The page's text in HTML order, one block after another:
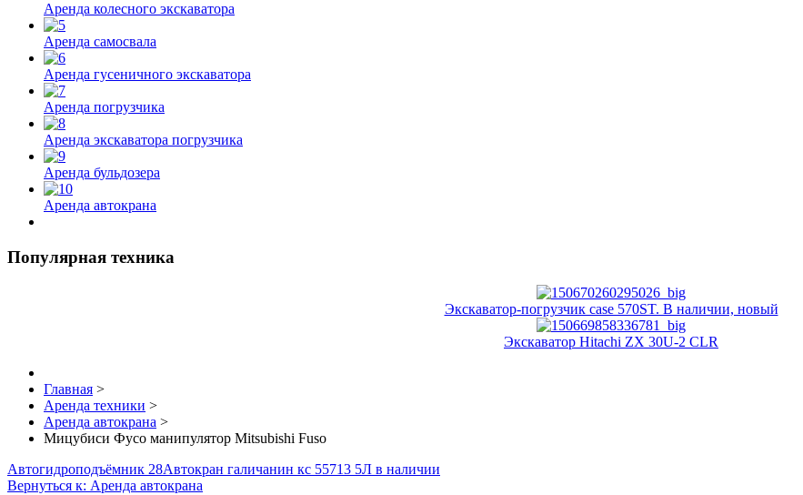
Аренда колесного экскаватора
Аренда самосвала
Аренда гусеничного экскаватора
Аренда погрузчика
Аренда экскаватора погрузчика
Аренда бульдозера
Аренда автокрана
Популярная техника
Экскаватор-погрузчик case 570ST. В наличии, новый
Экскаватор Hitachi ZX 30U-2 CLR
Главная >
Аренда техники >
Аренда автокрана >
Мицубиси Фусо манипулятор Mitsubishi Fuso
Автогидроподъёмник 28Автокран галичанин кс 55713 5Л в наличии
Вернуться к: Аренда автокрана